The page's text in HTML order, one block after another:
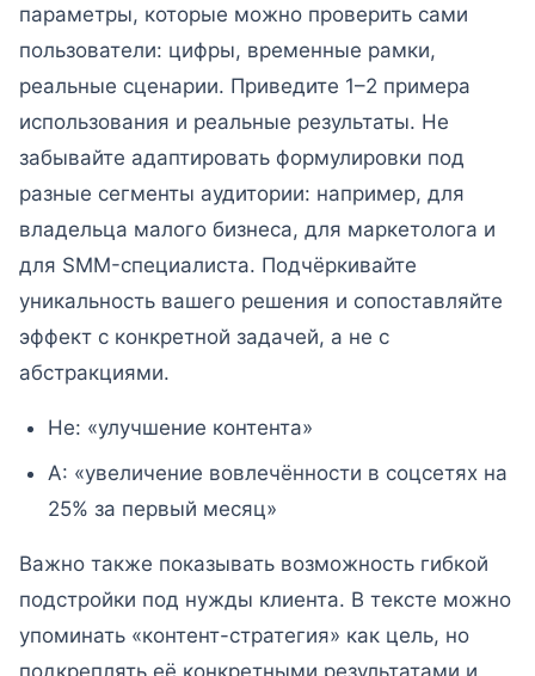
параметры, которые можно проверить сами
пользователи: цифры, временные рамки,
реальные сценарии. Приведите 1–2 примера
использования и реальные результаты. Не
забывайте адаптировать формулировки под
разные сегменты аудитории: например, для
владельца малого бизнеса, для маркетолога и
для SMM-специалиста. Подчёркивайте
уникальность вашего решения и сопоставляйте
эффект с конкретной задачей, а не с
абстракциями.
Не: «улучшение контента»
А: «увеличение вовлечённости в соцсетях на
25% за первый месяц»
Важно также показывать возможность гибкой
подстройки под нужды клиента. В тексте можно
упоминать «контент-стратегия» как цель, но
подкреплять её конкретными результатами и